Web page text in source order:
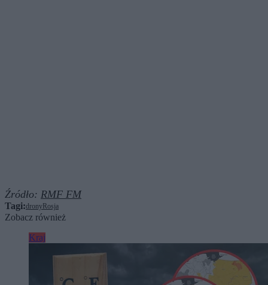
Źródło: RMF FM
Tagi:drony Rosja
Zobacz również
Kraj